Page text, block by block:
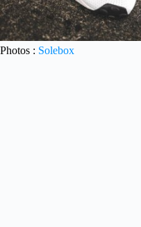
Photos : Solebox